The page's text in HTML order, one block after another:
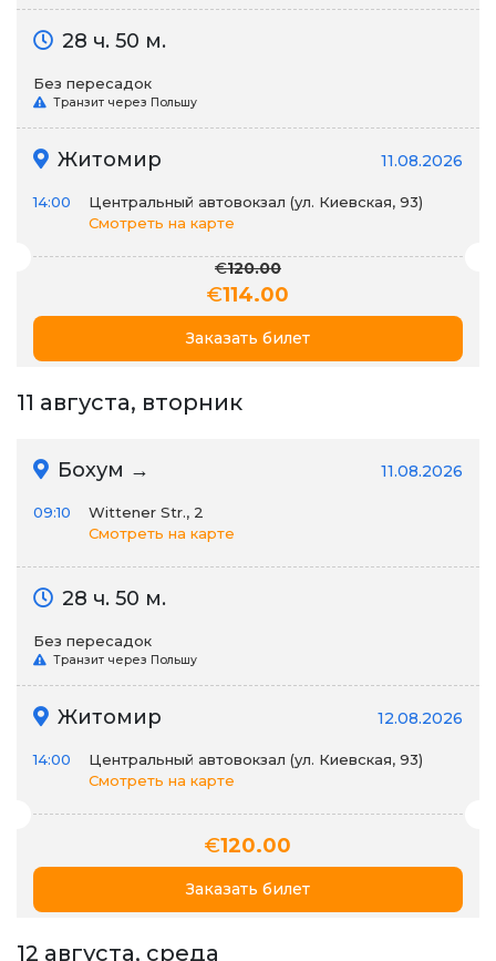
28 ч. 50 м.
Без пересадок
Транзит через Польшу
Житомир 11.08.2026
14:00
Центральный автовокзал (ул. Киевская, 93)
Смотреть на карте
€120.00
€114.00
Заказать билет
11 августа, вторник
Бохум → 11.08.2026
09:10
Wittener Str., 2
Смотреть на карте
28 ч. 50 м.
Без пересадок
Транзит через Польшу
Житомир 12.08.2026
14:00
Центральный автовокзал (ул. Киевская, 93)
Смотреть на карте
€120.00
Заказать билет
12 августа, среда